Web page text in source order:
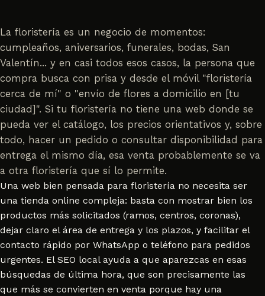
La floristería es un negocio de momentos:
cumpleaños, aniversarios, funerales, bodas, San
Valentín... y en casi todos esos casos, la persona que
compra busca con prisa y desde el móvil "floristería
cerca de mí" o "envío de flores a domicilio en [tu
ciudad]". Si tu floristería no tiene una web donde se
pueda ver el catálogo, los precios orientativos y, sobre
todo, hacer un pedido o consultar disponibilidad para
entrega el mismo día, esa venta probablemente se va
a otra floristería que sí lo permite.
Una web bien pensada para floristería no necesita ser
una tienda online compleja: basta con mostrar bien los
productos más solicitados (ramos, centros, coronas),
dejar claro el área de entrega y los plazos, y facilitar el
contacto rápido por WhatsApp o teléfono para pedidos
urgentes. El SEO local ayuda a que aparezcas en esas
búsquedas de última hora, que son precisamente las
que más se convierten en venta porque hay una